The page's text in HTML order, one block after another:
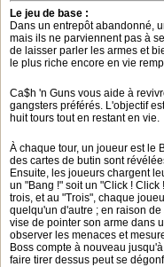
Le jeu de base :
Dans un entrepôt abandonné,
mais ils ne parviennent pas à
de laisser parler les armes et
le plus riche encore en vie
Ca$h 'n Guns vous aide à
gangsters préférés. L'objectif
huit tours tout en restant en vie.
À chaque tour, un joueur est le
des cartes de butin sont
Ensuite, les joueurs chargent
un "Bang !" soit un "Click !
trois, et au "Trois", chaque
quelqu'un d'autre ; en raison
vise de pointer son arme dans
observer les menaces et
Boss compte à nouveau
faire tirer dessus peut se